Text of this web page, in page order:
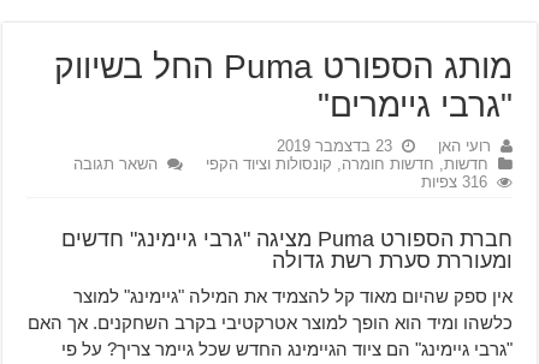
מותג הספורט Puma החל בשיווק
"גרבי גיימרים"
רועי האן
23 בדצמבר 2019
חדשות, חדשות חומרה, קונסולות וציוד הקפי
השאר תגובה
316 צפיות
חברת הספורט Puma מציגה "גרבי גיימינג" חדשים
ומעוררת סערת רשת גדולה
אין ספק שהיום מאוד קל להצמיד את המילה "גיימינג" למוצר
כלשהו ומיד הוא הופך למוצר אטרקטיבי בקרב השחקנים. אך האם
"גרבי גיימינג" הם ציוד הגיימינג החדש שכל גיימר צריך? על פי